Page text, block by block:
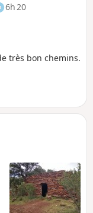
6h 20
très bon chemins.